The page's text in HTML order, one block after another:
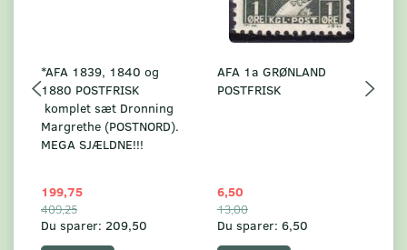
*AFA 1839, 1840 og
1880 POSTFRISK
komplet sæt Dronning
Margrethe (POSTNORD).
MEGA SJÆLDNE!!!
199,75
409,25
Du sparer: 209,50
AFA 1a GRØNLAND
POSTFRISK
6,50
13,00
Du sparer: 6,50